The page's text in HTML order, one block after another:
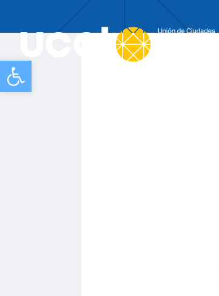
Abrir barra de herramientas